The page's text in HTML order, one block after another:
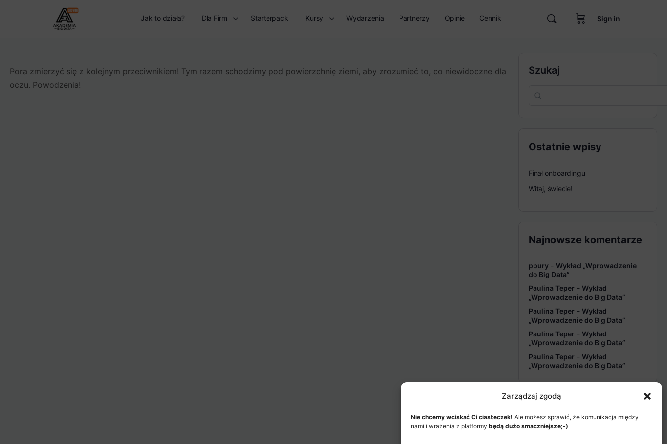
Zarządzaj zgodą
Nie chcemy wciskać Ci ciasteczek! Ale możesz sprawić, że komunikacja między
nami i wrażenia z platformy będą dużo smaczniejsze;-)
Jak to działa? Dla Firm Starterpack Kursy Wydarzenia Partnerzy Opinie Cennik Sign in
Pora zmierzyć się z kolejnym przeciwnikiem! Tym razem schodzimy pod powierzchnię ziemi, aby zrozumieć to, co niewidoczne dla
oczu. Powodzenia!
Szukaj
Ostatnie wpisy
Finał onboardingu
Witaj, świecie!
Najnowsze komentarze
pbury - Wykład „Wprowadzenie
do Big Data”
Paulina Teper - Wykład
„Wprowadzenie do Big Data”
Paulina Teper - Wykład
„Wprowadzenie do Big Data”
Paulina Teper - Wykład
„Wprowadzenie do Big Data”
Paulina Teper - Wykład
„Wprowadzenie do Big Data”